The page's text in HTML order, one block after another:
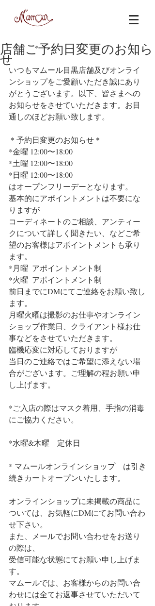
店舗ご予約日変更のお知ら
せ
いつもマムール目黒店舗及びオンライ
ンショップをご愛顧いただき誠にあり
がとうございます。以下、皆さまへの
お知らせをさせていただきます。お目
通しのほどお願い致します。
＊予約日変更のお知らせ＊
*金曜 12:00〜18:00
*土曜 12:00〜18:00
*日曜 12:00〜18:00
はオープンフリーデーとなります。
基本的にアポイントメントは不要にな
りますが
コーディネートのご相談、アンティー
クについて詳しく聞きたい、などご希
望のお客様はアポイントメントも承り
ます。
*月曜  アポイントメント制
*火曜  アポイントメント制
前日までにDMにてご連絡をお願い致し
ます。
月曜火曜は撮影のお仕事やオンライン
ショップ作業日、クライアント様お仕
事などをさせていただきます。
臨機応変に対応しておりますが
当日のご連絡ではご希望に添えない場
合がございます。ご理解の程お願い申
し上げます。
*ご入店の際はマスク着用、手指の消毒
にご協力ください。
*水曜&木曜　定休日
* マムールオンラインショップ　は引き
続きカートオープンいたします。
オンラインショップに未掲載の商品に
ついては、お気軽にDMにてお問い合わ
せ下さい。
また、メールでお問い合わせをお送り
の際は、
受信可能な状態にてお願い申し上げま
す。
マムールでは、お客様からのお問い合
わせには全てお返事させていただいて